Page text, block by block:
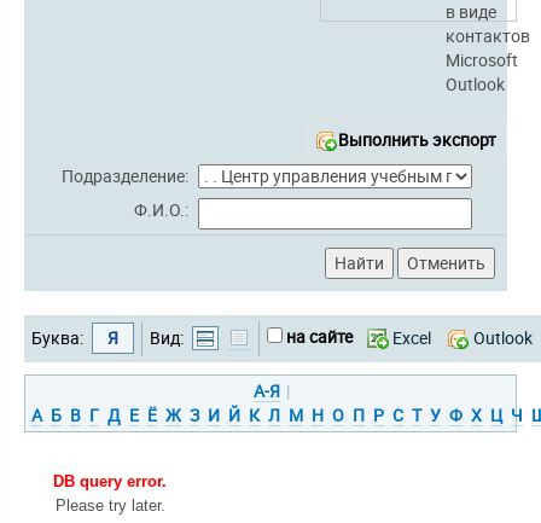
в виде
контактов
Microsoft
Outlook
Выполнить экспорт
Подразделение:
Ф.И.О.:
Буква: Я Вид: на сайте Excel Outlook
А-Я |
А Б В Г Д Е Ё Ж З И Й К Л М Н О П Р С Т У Ф Х Ц Ч
DB query error.
Please try later.